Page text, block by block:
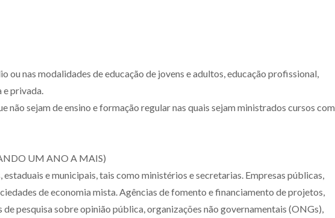
ou nas modalidades de educação de jovens e adultos, educação profissional,
e privada.
não sejam de ensino e formação regular nas quais sejam ministrados cursos com
UM ANO A MAIS)
e municipais, tais como ministérios e secretarias. Empresas públicas,
de economia mista. Agências de fomento e financiamento de projetos,
de pesquisa sobre opinião pública, organizações não governamentais (ONGs),